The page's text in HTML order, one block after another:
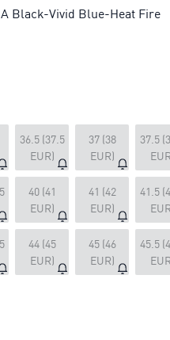
Black-Vivid Blue-Heat Fire
36.5 (37.5
EUR)
37 (38
EUR)
37.5
40 (41
EUR)
41 (42
EUR)
41.5
44 (45
EUR)
45 (46
EUR)
45.5